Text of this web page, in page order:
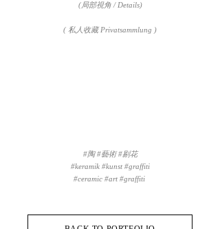
(局部視角 / Details)
( 私人收藏 Privatsammlung )
#陶 #藝術 #剔花
#keramik #kunst #graffiti
#ceramic #art #graffiti ​